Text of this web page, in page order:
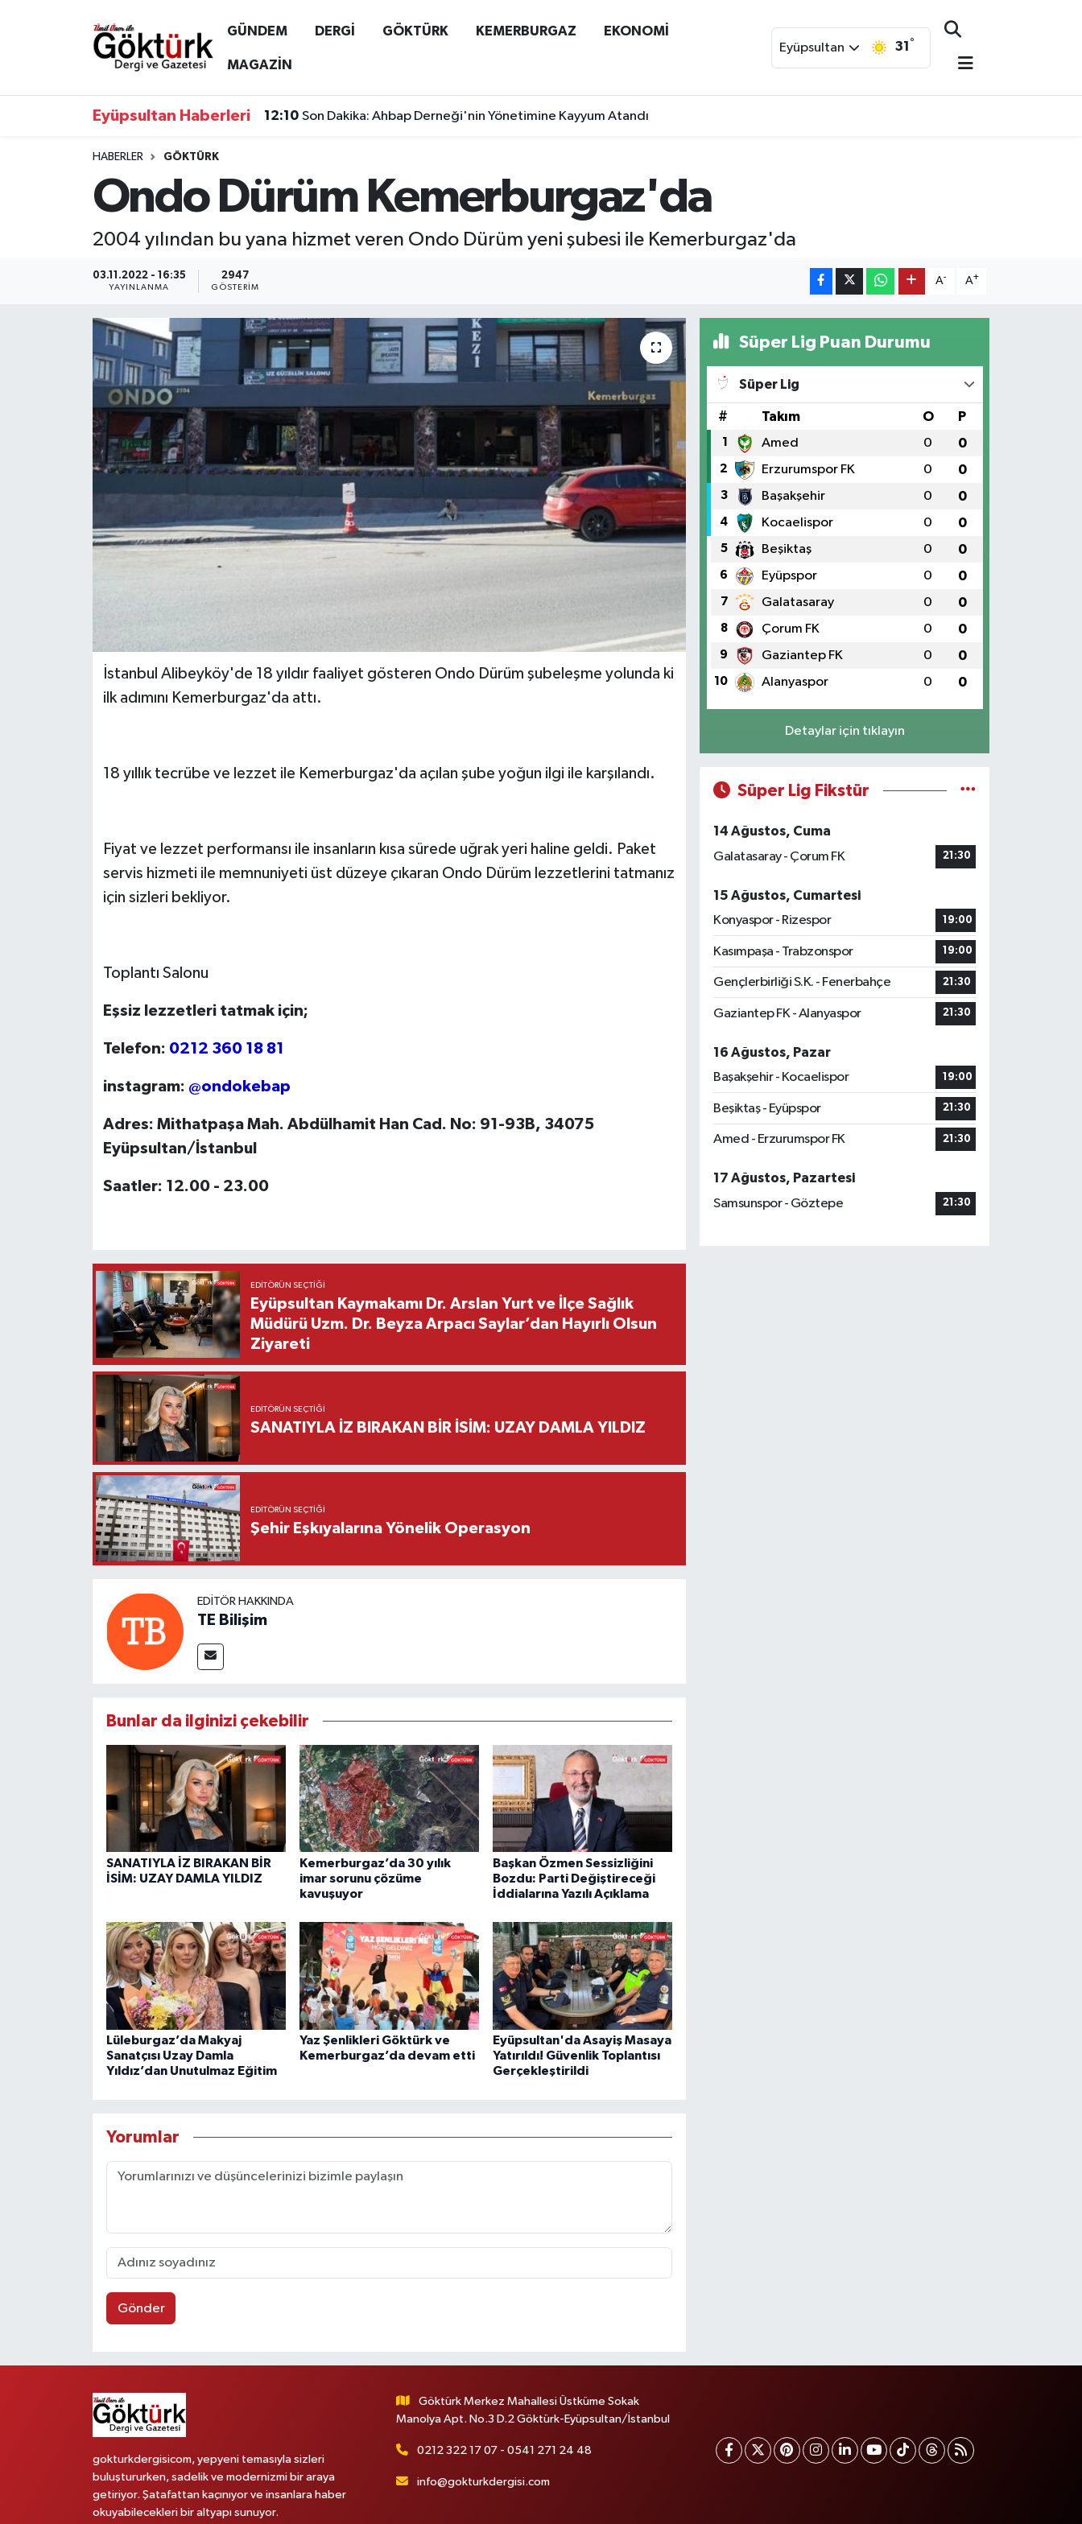
GÜNDEM DERGİ GÖKTÜRK KEMERBURGAZ EKONOMİ
MAGAZİN
Eyüpsultan 31 °
Eyüpsultan Haberleri 12:10 Son Dakika: Ahbap Derneği'nin Yönetimine Kayyum Atandı
HABERLER GÖKTÜRK
Ondo Dürüm Kemerburgaz'da
2004 yılından bu yana hizmet veren Ondo Dürüm yeni şubesi ile Kemerburgaz'da
03.11.2022 - 16:35
YAYINLANMA
2947
GÖSTERIM
A- A+
İstanbul Alibeyköy'de 18 yıldır faaliyet gösteren Ondo Dürüm şubeleşme yolunda ki
ilk adımını Kemerburgaz'da attı.
18 yıllık tecrübe ve lezzet ile Kemerburgaz'da açılan şube yoğun ilgi ile karşılandı.
Fiyat ve lezzet performansı ile insanların kısa sürede uğrak yeri haline geldi. Paket
servis hizmeti ile memnuniyeti üst düzeye çıkaran Ondo Dürüm lezzetlerini tatmanız
için sizleri bekliyor.
Toplantı Salonu
Eşsiz lezzetleri tatmak için;
Telefon: 0212 360 18 81
instagram: @ondokebap
Adres: Mithatpaşa Mah. Abdülhamit Han Cad. No: 91-93B, 34075
Eyüpsultan/İstanbul
Saatler: 12.00 - 23.00
EDITÖRÜN SEÇTIĞI
Eyüpsultan Kaymakamı Dr. Arslan Yurt ve İlçe Sağlık
Müdürü Uzm. Dr. Beyza Arpacı Saylar’dan Hayırlı Olsun
Ziyareti
EDITÖRÜN SEÇTIĞI
SANATIYLA İZ BIRAKAN BİR İSİM: UZAY DAMLA YILDIZ
EDITÖRÜN SEÇTIĞI
Şehir Eşkıyalarına Yönelik Operasyon
EDITÖR HAKKINDA
TE Bilişim
Bunlar da ilginizi çekebilir
SANATIYLA İZ BIRAKAN BİR
İSİM: UZAY DAMLA YILDIZ
Kemerburgaz’da 30 yılık
imar sorunu çözüme
kavuşuyor
Başkan Özmen Sessizliğini
Bozdu: Parti Değiştireceği
İddialarına Yazılı Açıklama
Lüleburgaz’da Makyaj
Sanatçısı Uzay Damla
Yıldız’dan Unutulmaz Eğitim
Yaz Şenlikleri Göktürk ve
Kemerburgaz’da devam etti
Eyüpsultan'da Asayiş Masaya
Yatırıldı! Güvenlik Toplantısı
Gerçekleştirildi
Yorumlar
Gönder
Süper Lig Puan Durumu
Süper Lig
# Takım O P
1 Amed 0 0
2 Erzurumspor FK 0 0
3 Başakşehir 0 0
4 Kocaelispor 0 0
5 Beşiktaş 0 0
6 Eyüpspor 0 0
7 Galatasaray 0 0
8 Çorum FK 0 0
9 Gaziantep FK 0 0
10 Alanyaspor 0 0
Detaylar için tıklayın
Süper Lig Fikstür
14 Ağustos, Cuma
Galatasaray - Çorum FK
21:30
15 Ağustos, Cumartesi
Konyaspor - Rizespor
19:00
Kasımpaşa - Trabzonspor 19:00
Gençlerbirliği S.K. - Fenerbahçe 21:30
Gaziantep FK - Alanyaspor 21:30
16 Ağustos, Pazar
Başakşehir - Kocaelispor
19:00
Beşiktaş - Eyüpspor 21:30
Amed - Erzurumspor FK 21:30
17 Ağustos, Pazartesi
Samsunspor - Göztepe
21:30
gokturkdergisicom, yepyeni temasıyla sizleri
buluştururken, sadelik ve modernizmi bir araya
getiriyor. Şatafattan kaçınıyor ve insanlara haber
okuyabilecekleri bir altyapı sunuyor.
Göktürk Merkez Mahallesi Üstküme Sokak
Manolya Apt. No.3 D.2 Göktürk-Eyüpsultan/İstanbul
0212 322 17 07 - 0541 271 24 48
info@gokturkdergisi.com
Anne Çocuk
GÜNDEM
KEMERBURGAZ
KÜLTÜR - SANAT
MAGAZİN
SAĞLIK
Eyüpsultan Hava Durumu
Tüm Manşetler